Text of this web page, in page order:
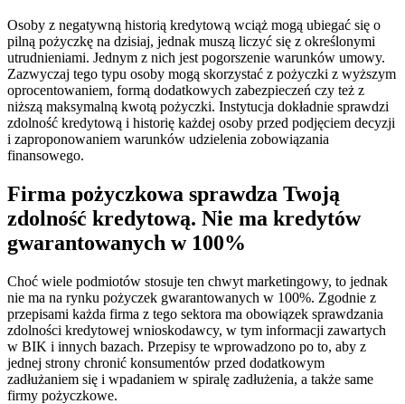
Osoby z negatywną historią kredytową wciąż mogą ubiegać się o
pilną pożyczkę na dzisiaj, jednak muszą liczyć się z określonymi
utrudnieniami. Jednym z nich jest pogorszenie warunków umowy.
Zazwyczaj tego typu osoby mogą skorzystać z pożyczki z wyższym
oprocentowaniem, formą dodatkowych zabezpieczeń czy też z
niższą maksymalną kwotą pożyczki. Instytucja dokładnie sprawdzi
zdolność kredytową i historię każdej osoby przed podjęciem decyzji
i zaproponowaniem warunków udzielenia zobowiązania
finansowego.
Firma pożyczkowa sprawdza Twoją
zdolność kredytową. Nie ma kredytów
gwarantowanych w 100%
Choć wiele podmiotów stosuje ten chwyt marketingowy, to jednak
nie ma na rynku pożyczek gwarantowanych w 100%. Zgodnie z
przepisami każda firma z tego sektora ma obowiązek sprawdzania
zdolności kredytowej wnioskodawcy, w tym informacji zawartych
w BIK i innych bazach. Przepisy te wprowadzono po to, aby z
jednej strony chronić konsumentów przed dodatkowym
zadłużaniem się i wpadaniem w spiralę zadłużenia, a także same
firmy pożyczkowe.